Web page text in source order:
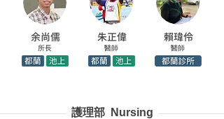
余尚儒
所長
朱正偉
醫師
賴瑋伶
醫師
護理部 Nursing